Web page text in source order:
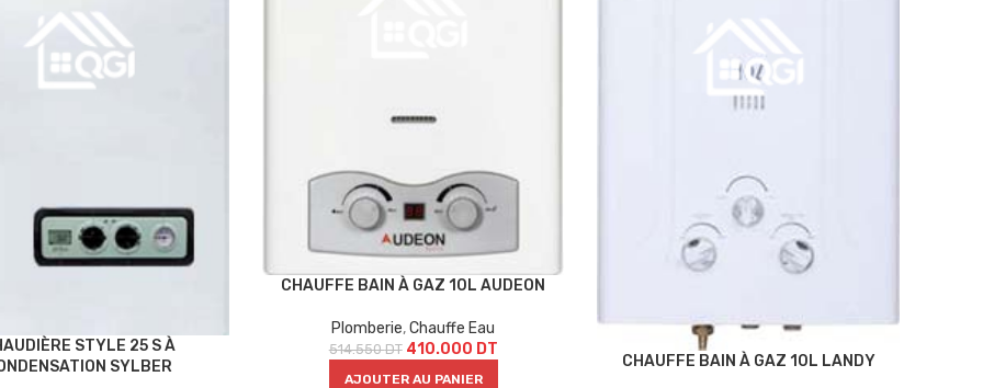
STYLE 25 S À
SYLBER
CHAUFFE BAIN À GAZ 10L AUDEON
Plomberie,Chauffe Eau
514.550DT 410.000 DT
AJOUTER AU PANIER
CHAUFFE BAIN À GAZ 10L LANDY